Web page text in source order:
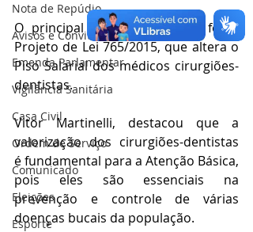
Nota de Repúdio
Avisos e Convites
Emenda Parlamentar
Vigilância Sanitária
Casa Civil
Ordem de Serviço
Comunicado
Eleições
Esporte
O principal tema da reunião foi o
Projeto de Lei 765/2015, que altera o
Piso Salarial dos médicos cirurgiões-
dentistas.
Vitor Martinelli, destacou que a
valorização dos cirurgiões-dentistas
é fundamental para a Atenção Básica,
pois eles são essenciais na
prevenção e controle de várias
doenças bucais da população.